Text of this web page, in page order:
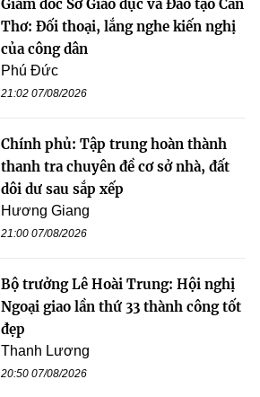
Giám đốc Sở Giáo dục và Đào tạo Cần
Thơ: Đối thoại, lắng nghe kiến nghị
của công dân
Phú Đức
21:02 07/08/2026
Chính phủ: Tập trung hoàn thành
thanh tra chuyên đề cơ sở nhà, đất
dôi dư sau sắp xếp
Hương Giang
21:00 07/08/2026
Bộ trưởng Lê Hoài Trung: Hội nghị
Ngoại giao lần thứ 33 thành công tốt
đẹp
Thanh Lương
20:50 07/08/2026